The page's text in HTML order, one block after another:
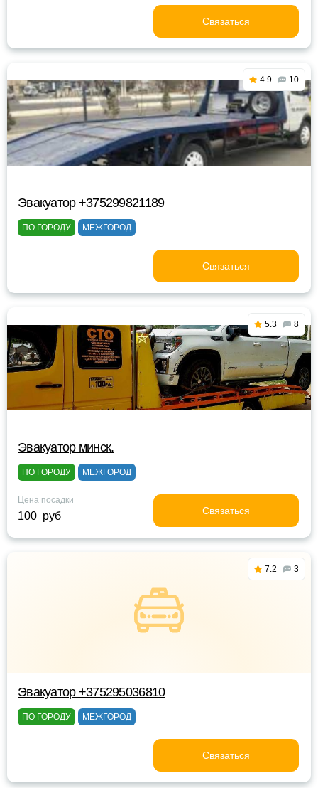
Связаться
4.9 10
Эвакуатор +375299821189
ПО ГОРОДУ МЕЖГОРОД
Связаться
5.3 8
Эвакуатор минск.
ПО ГОРОДУ МЕЖГОРОД
Цена посадки
100 руб Связаться
7.2 3
Эвакуатор +375295036810
ПО ГОРОДУ МЕЖГОРОД
Связаться